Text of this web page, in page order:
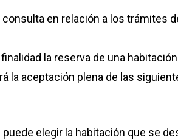
en relación a los trámites
la reserva de una
la aceptación plena de las
elegir la habitación que se